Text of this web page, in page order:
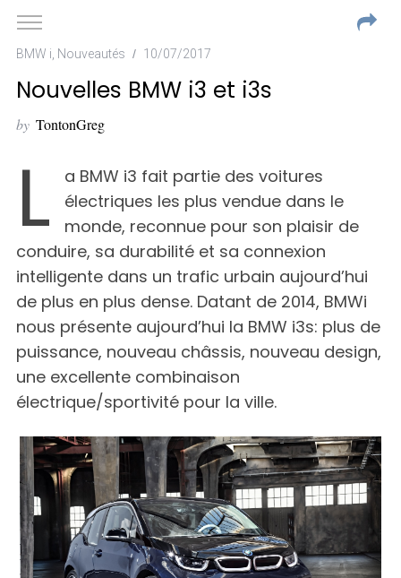
BMW i Nouveautés 10/07/2017
Nouvelles BMW i3 et i3s
by TontonGreg
L
a BMW i3 fait partie des voitures
électriques les plus vendue dans le
monde, reconnue pour son plaisir de
conduire, sa durabilité et sa connexion
intelligente dans un trafic urbain aujourd’hui
de plus en plus dense. Datant de 2014, BMWi
nous présente aujourd’hui la BMW i3s: plus de
puissance, nouveau châssis, nouveau design,
une excellente combinaison
électrique/sportivité pour la ville.